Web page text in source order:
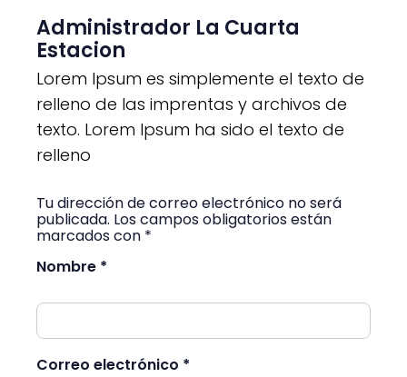
Administrador La Cuarta
Estacion
Lorem Ipsum es simplemente el texto de
relleno de las imprentas y archivos de
texto. Lorem Ipsum ha sido el texto de
relleno
Tu dirección de correo electrónico no será
publicada. Los campos obligatorios están
marcados con *
Nombre *
Correo electrónico *